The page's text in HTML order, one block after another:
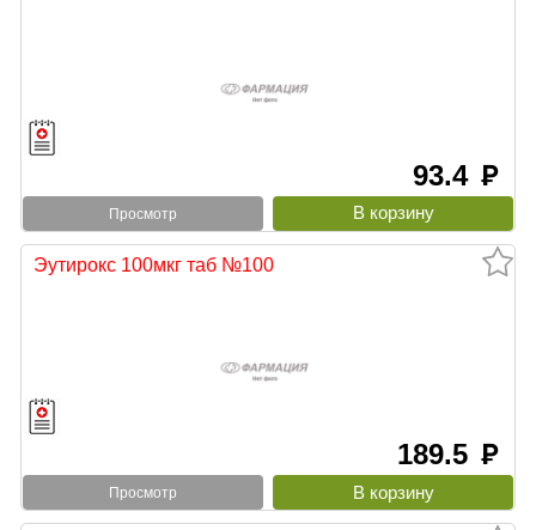
93.4 руб
Просмотр
Эутирокс 100мкг таб №100
189.5 руб
Просмотр